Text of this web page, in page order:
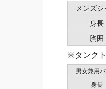
メンズシ
身長
胸囲
※タンク
男女兼用
身長